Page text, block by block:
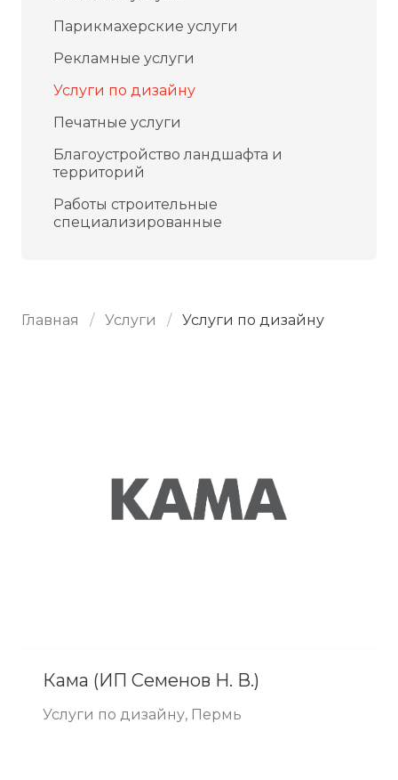
Парикмахерские услуги
Рекламные услуги
Услуги по дизайну
Печатные услуги
Благоустройство ландшафта и
территорий
Работы строительные
специализированные
Главная Услуги Услуги по дизайну
Кама (ИП Семенов Н. В.)
Услуги по дизайну, Пермь